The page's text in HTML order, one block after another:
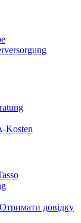
Kosten
довідку